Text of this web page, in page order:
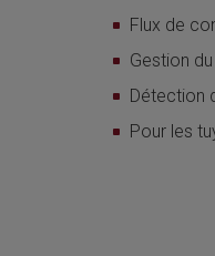
Flux de
Gestion
Détection
Pour les